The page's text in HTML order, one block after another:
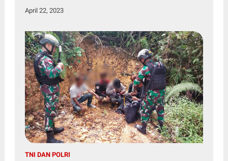
April 22, 2023
TNI DAN POLRI